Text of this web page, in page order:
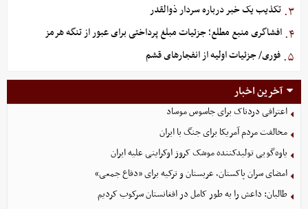
۳. تکذیب یک خبر درباره سردار ذوالقدر
۴. افشاگری منبع مطلع؛ جزئیات مبلغ پرداختی برای عبور از تنگه هرمز
۵. فوری/ جزئیات اولیه از انفجارهای قشم
آخرین اخبار
اعترافی دردناک برای جاسوس موساد
مخالفت مردم آمریکا برای جنگ با ایران
یاوه‌گویی تولیدکننده موشک کروز اوکراینی علیه ایران
امضای سران پاکستان، عربستان و ترکیه برای «دفاع جمعی»
طالبان: داعش را به طور کامل در افغانستان سرکوب کردیم